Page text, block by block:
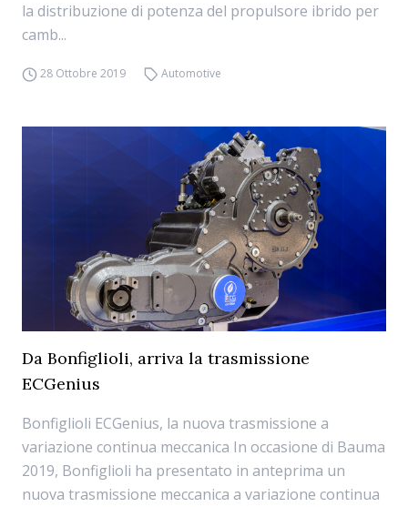
la distribuzione di potenza del propulsore ibrido per
camb...
28 Ottobre 2019 Automotive
Da Bonfiglioli, arriva la trasmissione
ECGenius
Bonfiglioli ECGenius, la nuova trasmissione a
variazione continua meccanica In occasione di Bauma
2019, Bonfiglioli ha presentato in anteprima un
nuova trasmissione meccanica a variazione continua